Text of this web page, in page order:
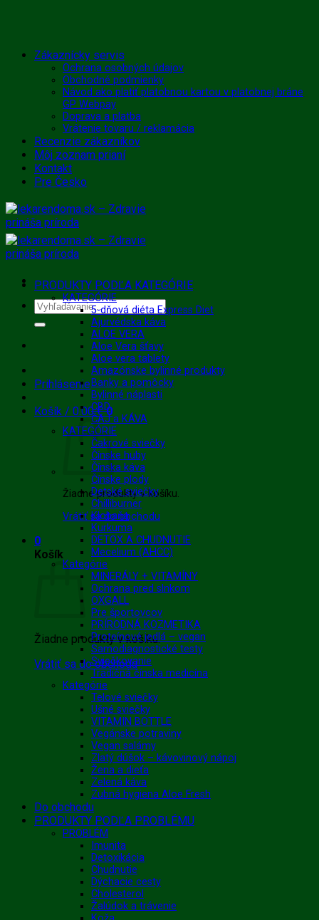
Skip
Zákaznícky servis
Ochrana osobných údajov
Obchodné podmienky
Návod ako platiť platobnou kartou v platobnej bráne
GP Webpay
Doprava a platba
Vrátenie tovaru / reklamácia
Recenzie zákazníkov
Môj zoznam prianí
Kontakt
Pre Česko
Hľadať:
Prihlásenie
Košík / 0.00€ 0
Žiadne produkty v košíku.
Vrátiť sa do obchodu
0
Košík
Žiadne produkty v košíku.
Vrátiť sa do obchodu
PRODUKTY PODĽA KATEGÓRIE
KATEGÓRIE
5-dňová diéta Express Diet
Ajurvédska káva
ALOE VERA
Aloe Vera šťavy
Aloe vera tablety
Amazónske bylinné produkty
Banky a pomôcky
Bylinné náplasti
CBD
ČAJ a KÁVA
KATEGÓRIE
Čakrové sviečky
Čínske huby
Čínska káva
Čínske plody
Detské sviečky
Chilliburner
Klobaňa
Kurkuma
DETOX A CHUDNUTIE
Mecelium (AHCC)
Kategórie
MINERÁLY + VITAMÍNY
Ochrana pred slnkom
OXGALL
Pre športovcov
PRÍRODNÁ KOZMETIKA
Proteínové jedlá – vegan
Samodiagnostické testy
Sviečkovanie
Tradičná čínska medicína
Kategórie
Telové sviečky
Ušné sviečky
VITAMIN BOTTLE
Vegánske potraviny
Vegan salámy
Zlatý dúšok – kávovinový nápoj
Žena a dieťa
Zelená káva
Zubná hygiena Aloe Fresh
Do obchodu
PRODUKTY PODĽA PROBLÉMU
PROBLÉM
Imunita
Detoxikácia
Chudnutie
Dýchacie cesty
Cholesterol
Žalúdok a trávenie